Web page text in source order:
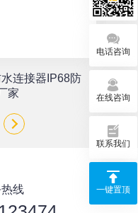
连接器IP68防
家
线
电话咨询
在线咨询
联系我们
一键置顶